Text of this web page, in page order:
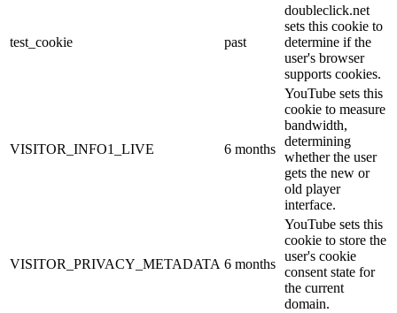
test_cookie past
doubleclick.net
sets this cookie to
determine if the
user's browser
supports cookies.
VISITOR_INFO1_LIVE 6 months
YouTube sets this
cookie to measure
bandwidth,
determining
whether the user
gets the new or
old player
interface.
VISITOR_PRIVACY_METADATA 6 months
YouTube sets this
cookie to store the
user's cookie
consent state for
the current
domain.